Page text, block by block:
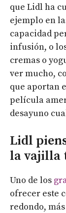
que Lidl ha
ejemplo en
capacidad
infusión, o
cremas o
ver mucho,
que aportan
película
desayuno
Lidl
la vajilla
Uno de los
ofrecer este
redondo,